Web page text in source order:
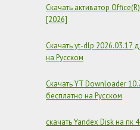
Скачать активатор
[2026]
Скачать yt-dlp 2026.03.17
на Русском
Скачать YT Downloader
бесплатно на Русском
скачать Yandex Disk на пк